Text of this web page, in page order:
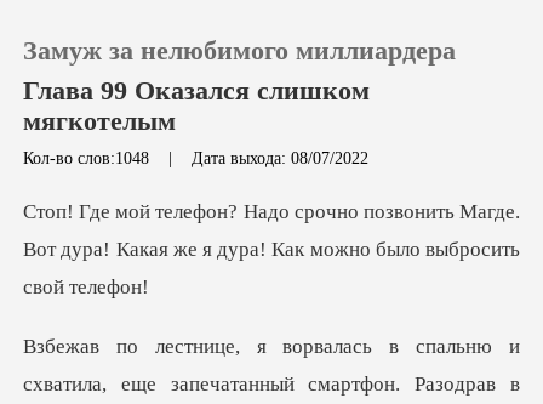
Пополнить
Выйти
Замуж за нелюбимого миллиардера
Глава 99 Оказался слишком
мягкотелым
Кол-во слов:1048 | Дата выхода: 08/07/2022
онить Магде.
Вот дура! Какая же я дура!
е запечатанный смартфон. Разодрав в